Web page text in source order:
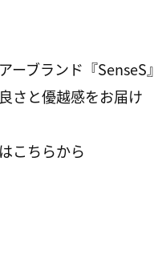
ーブランド『SenseS』
さと優越感をお届け
こちらから